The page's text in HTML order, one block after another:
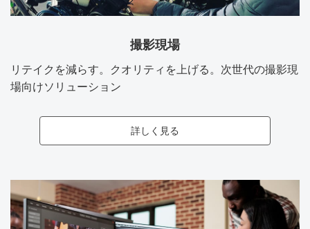
撮影現場
リテイクを減らす。クオリティを上げる。次世代の撮影現
場向けソリューション
詳しく見る